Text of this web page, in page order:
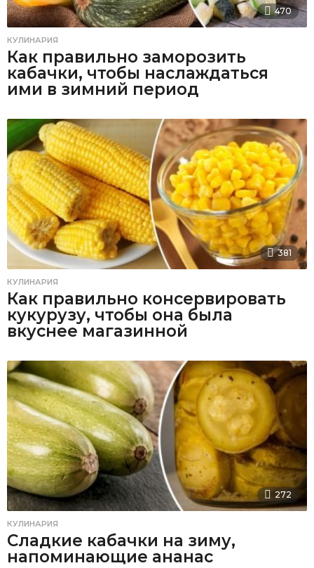
470
КУЛИНАРИЯ
Как правильно заморозить
кабачки, чтобы наслаждаться
ими в зимний период
381
КУЛИНАРИЯ
Как правильно консервировать
кукурузу, чтобы она была
вкуснее магазинной
272
КУЛИНАРИЯ
Сладкие кабачки на зиму,
напоминающие ананас